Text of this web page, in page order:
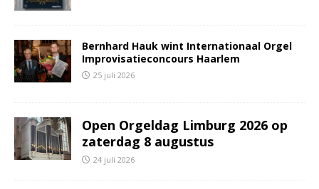
Bernhard Hauk wint Internationaal Orgel
Improvisatieconcours Haarlem
25 juli 2026
Open Orgeldag Limburg 2026 op
zaterdag 8 augustus
24 juli 2026